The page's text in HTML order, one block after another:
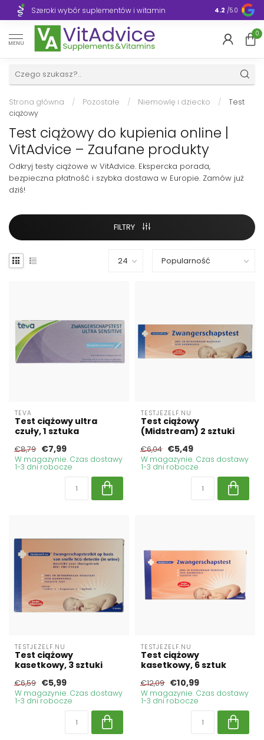
Szeroki wybór suplementów i witamin 4.2 /5.0
MENU
0
Strona główna / Pozostałe / Niemowlę i dziecko /
Test
ciążowy
Test ciążowy do kupienia online |
VitAdvice – Zaufane produkty
Odkryj testy ciążowe w VitAdvice. Ekspercka porada,
bezpieczna płatność i szybka dostawa w Europie. Zamów już
dziś!
FILTRY
TEVA
Test ciążowy ultra
czuły, 1 sztuka
€8,79 €7,99
W magazynie. Czas dostawy
1-3 dni robocze
TESTJEZELF.NU
Test ciążowy
(Midstream) 2 sztuki
€6,04 €5,49
W magazynie. Czas dostawy
1-3 dni robocze
TESTJEZELF.NU
Test ciążowy
kasetkowy, 3 sztuki
€6,59 €5,99
W magazynie. Czas dostawy
1-3 dni robocze
TESTJEZELF.NU
Test ciążowy
kasetkowy, 6 sztuk
€12,09 €10,99
W magazynie. Czas dostawy
1-3 dni robocze